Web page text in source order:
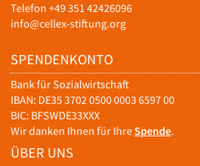
Telefon +49 351 42426096
info@cellex-stiftung.org
SPENDENKONTO
Bank für Sozialwirtschaft
IBAN: DE35 3702 0500 0003 6597 00
BIC: BFSWDE33XXX
Wir danken Ihnen für IhreSpende.
ÜBER UNS